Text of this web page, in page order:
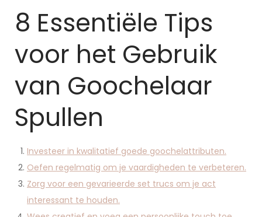
8 Essentiële Tips
voor het Gebruik
van Goochelaar
Spullen
Investeer in kwalitatief goede goochelattributen.
Oefen regelmatig om je vaardigheden te verbeteren.
Zorg voor een gevarieerde set trucs om je act
interessant te houden.